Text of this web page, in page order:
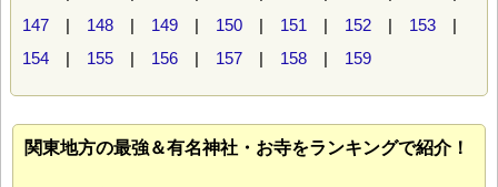
147 | 148 | 149 | 150 | 151 | 152 | 153 |
154 | 155 | 156 | 157 | 158 | 159
関東地方の最強＆有名神社・お寺をランキングで紹介！